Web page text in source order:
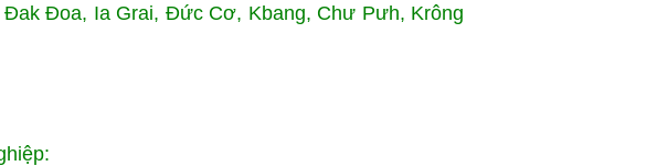
Đoa, Ia Grai, Đức Cơ, Kbang, Chư Pưh, Krông